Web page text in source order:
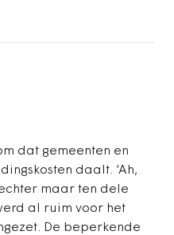
dat gemeenten en
daalt. ‘Ah,
maar ten dele
al ruim voor het
De beperkende